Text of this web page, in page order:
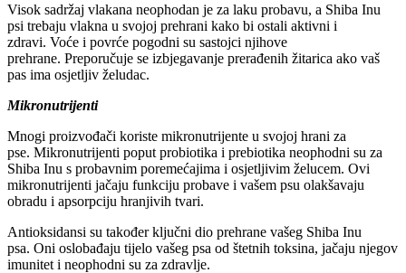
Visok sadržaj vlakana neophodan je za laku probavu, a Shiba Inu
psi trebaju vlakna u svojoj prehrani kako bi ostali aktivni i
zdravi. Voće i povrće pogodni su sastojci njihove
prehrane. Preporučuje se izbjegavanje prerađenih žitarica ako vaš
pas ima osjetljiv želudac.
Mikronutrijenti
Mnogi proizvođači koriste mikronutrijente u svojoj hrani za
pse. Mikronutrijenti poput probiotika i prebiotika neophodni su za
Shiba Inu s probavnim poremećajima i osjetljivim želucem. Ovi
mikronutrijenti jačaju funkciju probave i vašem psu olakšavaju
obradu i apsorpciju hranjivih tvari.
Antioksidansi su također ključni dio prehrane vašeg Shiba Inu
psa. Oni oslobađaju tijelo vašeg psa od štetnih toksina, jačaju njegov
imunitet i neophodni su za zdravlje.